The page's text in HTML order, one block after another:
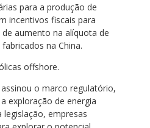
para a produção de
incentivos fiscais para
aumento na alíquota de
na China.
offshore.
o marco regulatório,
exploração de energia
empresas